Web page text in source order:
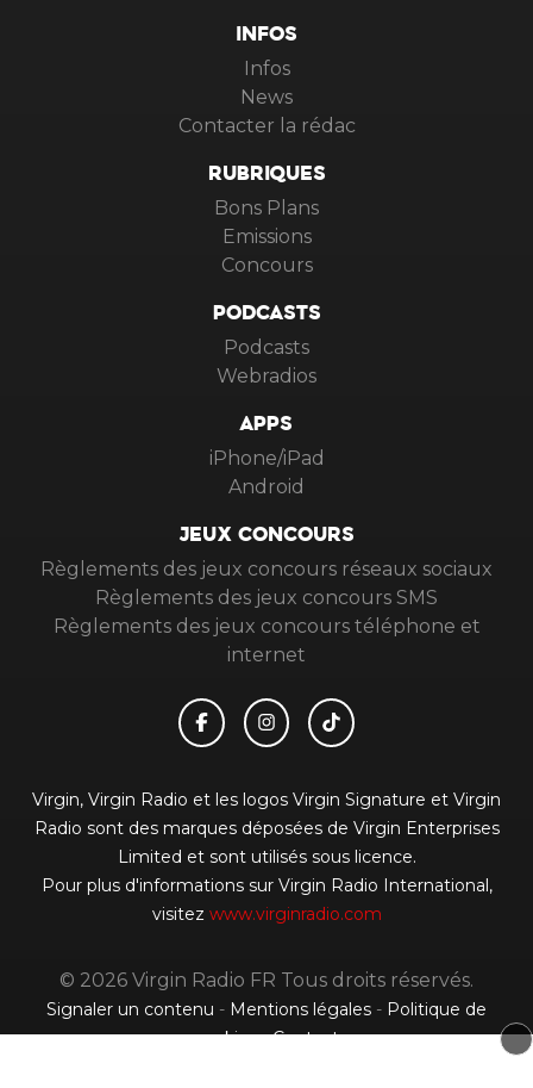
INFOS
Infos
News
Contacter la rédac
RUBRIQUES
Bons Plans
Emissions
Concours
PODCASTS
Podcasts
Webradios
APPS
iPhone/iPad
Android
JEUX CONCOURS
Règlements des jeux concours réseaux sociaux
Règlements des jeux concours SMS
Règlements des jeux concours téléphone et
internet
Virgin, Virgin Radio et les logos Virgin Signature et Virgin
Radio sont des marques déposées de Virgin Enterprises
Limited et sont utilisés sous licence.
Pour plus d'informations sur Virgin Radio International,
visitez www.virginradio.com
© 2026 Virgin Radio FR Tous droits réservés.
Signaler un contenu - Mentions légales - Politique de
cookies-Contact